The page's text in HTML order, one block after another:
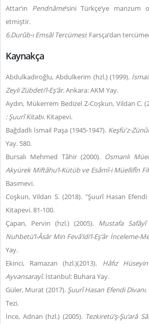
Attar’ın Pendnâme’sini Türkçe’ye
etmiştir.
6.Durûb-ı Emsâl Tercümesi: Farsça’dan
Kaynakça
Abdulkadiroğlu, Abdulkerim (hzl.) (1999).
Zeyli Zübdeti’l-Eş’âr.Ankara: AKM Yay.
Aydın, Mükerrem Bedizel Z-Coşkun, Vildan C.
: Şuurî Kitabı. Kitapevi.
Bağdadlı İsmail Paşa (1945-1947).Keşfü'z-
Yay. 580.
Bursalı Mehmed Tâhir (2000). Osmanlı
Akyürek Miftâhu’l-Kütüb ve Esâmî-i Müellifîn
Basımevi.
Coşkun, Vildan S. (2018). "Şuurî Hasan Efendi
Kitapevi. 81-100.
Çapan, Pervin (hzl.) (2005). Mustafa Safâyî
Nuhbetü’l-Âsâr Min Fevâ’idi’l-Eş’âr İnceleme-
Yay.
Ekinci, Ramazan (hzl.)(2013). Hâfız
Ayvansarayî. İstanbul: Buhara Yay.
Güler, Murat (2017). Şuurî Hasan Efendi Divanı.
Tezi.
İnce, Adnan (hzl.) (2005). Tezkiretü’ş-Şu‘arâ